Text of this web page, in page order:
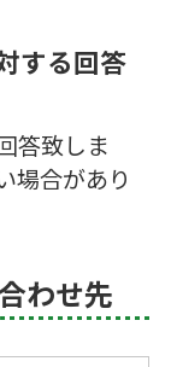
する回答
答致しま
場合があり
わせ先